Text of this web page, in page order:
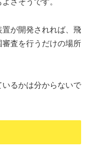
さそうです。
が開発されれば、飛
査を行うだけの場所
るかは分からないで